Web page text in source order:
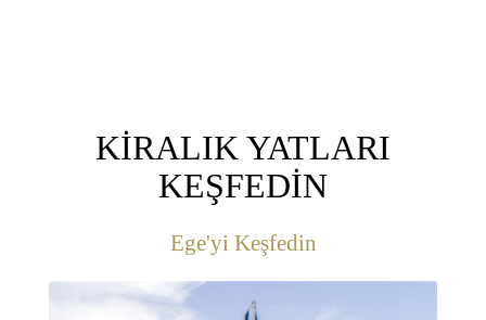
KİRALIK YATLARI
KEŞFEDİN
Ege'yi Keşfedin